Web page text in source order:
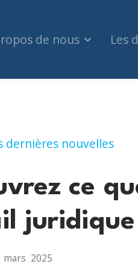
de nous Les
dernières nouvelles
ce que fait le Groupe
ce
juridique
mars 2025